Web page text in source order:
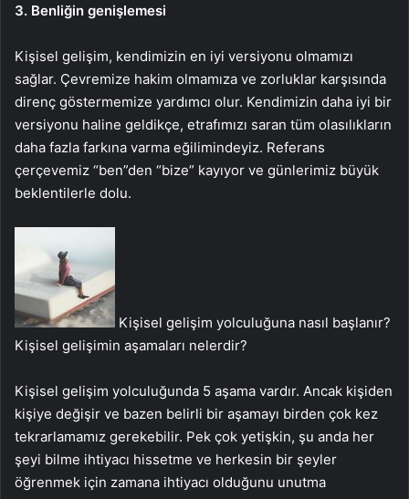
3. Benliğin genişlemesi
Kişisel gelişim, kendimizin en iyi versiyonu olmamızı
sağlar. Çevremize hakim olmamıza ve zorluklar karşısında
direnç göstermemize yardımcı olur. Kendimizin daha iyi bir
versiyonu haline geldikçe, etrafımızı saran tüm olasılıkların
daha fazla farkına varma eğilimindeyiz. Referans
çerçevemiz “ben”den “bize” kayıyor ve günlerimiz büyük
beklentilerle dolu.
Kişisel gelişim yolculuğuna nasıl başlanır?
Kişisel gelişimin aşamaları nelerdir?
Kişisel gelişim yolculuğunda 5 aşama vardır. Ancak kişiden
kişiye değişir ve bazen belirli bir aşamayı birden çok kez
tekrarlamamız gerekebilir. Pek çok yetişkin, şu anda her
şeyi bilme ihtiyacı hissetme ve herkesin bir şeyler
öğrenmek için zamana ihtiyacı olduğunu unutma